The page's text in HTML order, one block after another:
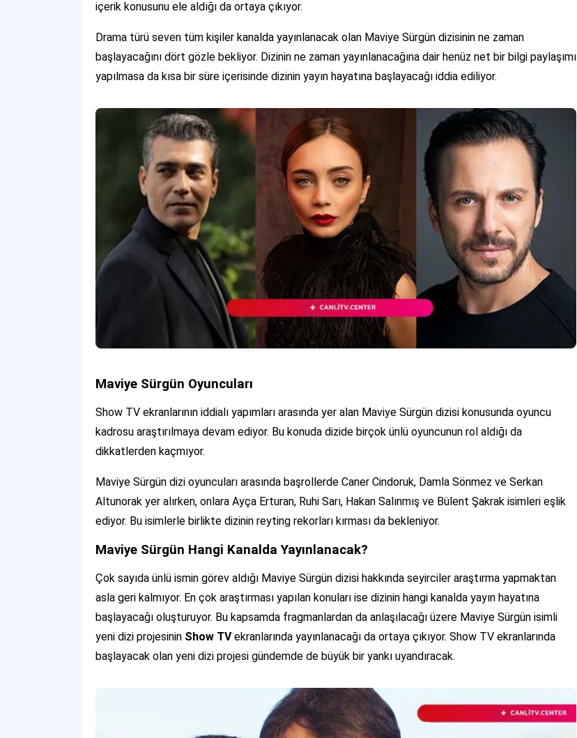
içerik konusunu ele aldığı da ortaya çıkıyor.
Drama türü seven tüm kişiler kanalda yayınlanacak olan Maviye Sürgün dizisinin ne zaman
başlayacağını dört gözle bekliyor. Dizinin ne zaman yayınlanacağına dair henüz net bir bilgi paylaşımı
yapılmasa da kısa bir süre içerisinde dizinin yayın hayatına başlayacağı iddia ediliyor.
Maviye Sürgün Oyuncuları
Show TV ekranlarının iddialı yapımları arasında yer alan Maviye Sürgün dizisi konusunda oyuncu
kadrosu araştırılmaya devam ediyor. Bu konuda dizide birçok ünlü oyuncunun rol aldığı da
dikkatlerden kaçmıyor.
Maviye Sürgün dizi oyuncuları arasında başrollerde Caner Cindoruk, Damla Sönmez ve Serkan
Altunorak yer alırken, onlara Ayça Erturan, Ruhi Sarı, Hakan Salınmış ve Bülent Şakrak isimleri eşlik
ediyor. Bu isimlerle birlikte dizinin reyting rekorları kırması da bekleniyor.
Maviye Sürgün Hangi Kanalda Yayınlanacak?
Çok sayıda ünlü ismin görev aldığı Maviye Sürgün dizisi hakkında seyirciler araştırma yapmaktan
asla geri kalmıyor. En çok araştırması yapılan konuları ise dizinin hangi kanalda yayın hayatına
başlayacağı oluşturuyor. Bu kapsamda fragmanlardan da anlaşılacağı üzere Maviye Sürgün isimli
yeni dizi projesinin Show TVekranlarında yayınlanacağı da ortaya çıkıyor. Show TV ekranlarında
başlayacak olan yeni dizi projesi gündemde de büyük bir yankı uyandıracak.